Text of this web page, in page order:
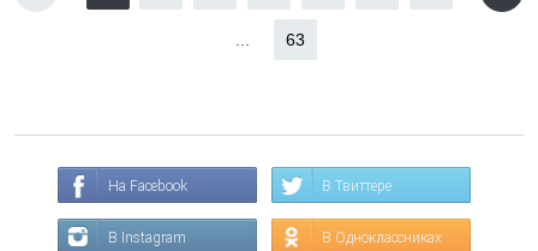
63
На Facebook В Твиттере
В Instagram В Одноклассниках